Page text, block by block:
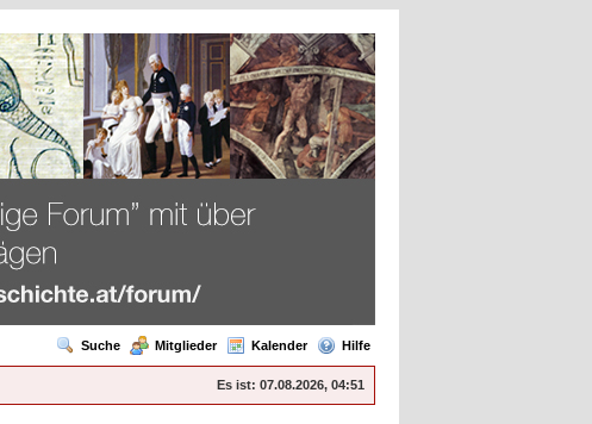
Suche Mitglieder Kalender Hilfe
Es ist: 07.08.2026, 04:51